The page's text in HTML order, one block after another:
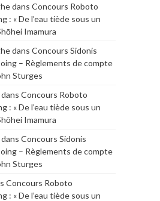
dans Concours Roboto
: « De l’eau tiède sous un
Imamura
dans Concours Sidonis
– Règlements de compte
Sturges
dans Concours Roboto
: « De l’eau tiède sous un
Imamura
dans Concours Sidonis
– Règlements de compte
Sturges
Concours Roboto
: « De l’eau tiède sous un